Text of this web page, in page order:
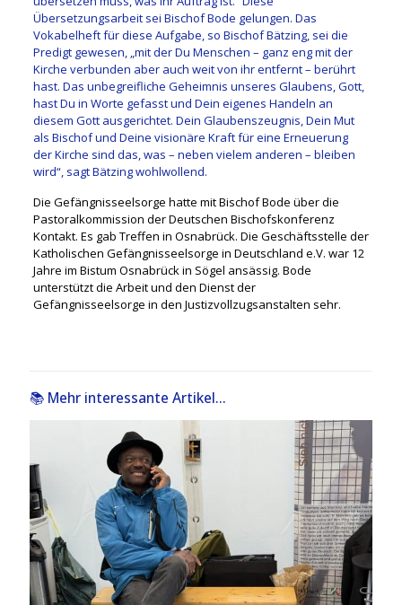
Übersetzungsarbeit sei Bischof Bode gelungen. Das
Vokabelheft für diese Aufgabe, so Bischof Bätzing, sei die
Predigt gewesen, „mit der Du Menschen – ganz eng mit der
Kirche verbunden aber auch weit von ihr entfernt – berührt
hast. Das unbegreifliche Geheimnis unseres Glaubens, Gott,
hast Du in Worte gefasst und Dein eigenes Handeln an
diesem Gott ausgerichtet. Dein Glaubenszeugnis, Dein Mut
als Bischof und Deine visionäre Kraft für eine Erneuerung
der Kirche sind das, was – neben vielem anderen – bleiben
wird“, sagt Bätzing wohlwollend.
Die Gefängnisseelsorge hatte mit Bischof Bode über die
Pastoralkommission der Deutschen Bischofskonferenz
Kontakt. Es gab Treffen in Osnabrück. Die Geschäftsstelle der
Katholischen Gefängnisseelsorge in Deutschland e.V. war 12
Jahre im Bistum Osnabrück in Sögel ansässig. Bode
unterstützt die Arbeit und den Dienst der
Gefängnisseelsorge in den Justizvollzugsanstalten sehr.
📚 Mehr interessante Artikel...